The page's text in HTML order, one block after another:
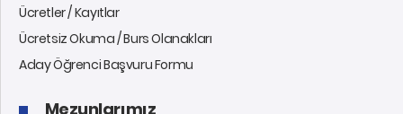
Ücretler / Kayıtlar
Ücretsiz Okuma / Burs Olanakları
Aday Öğrenci Başvuru Formu
Mezunlarımız